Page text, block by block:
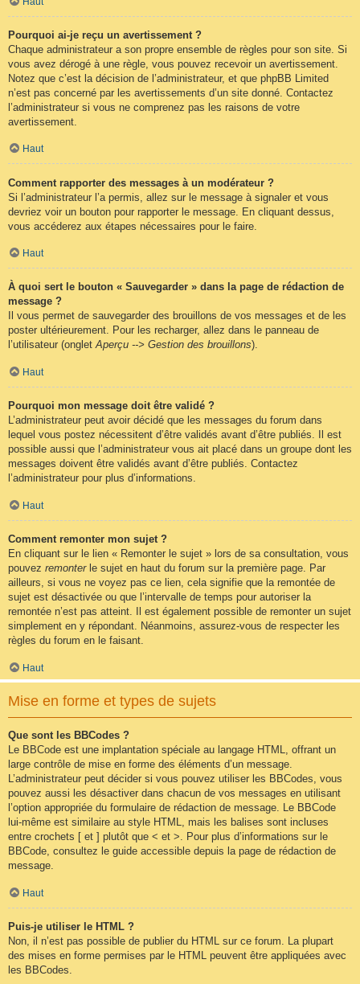
Pourquoi ai-je reçu un avertissement ?
Chaque administrateur a son propre ensemble de règles pour son site. Si
vous avez dérogé à une règle, vous pouvez recevoir un avertissement.
Notez que c’est la décision de l’administrateur, et que phpBB Limited
n’est pas concerné par les avertissements d’un site donné. Contactez
l’administrateur si vous ne comprenez pas les raisons de votre
avertissement.
Haut
Comment rapporter des messages à un modérateur ?
Si l’administrateur l’a permis, allez sur le message à signaler et vous
devriez voir un bouton pour rapporter le message. En cliquant dessus,
vous accéderez aux étapes nécessaires pour le faire.
Haut
À quoi sert le bouton « Sauvegarder » dans la page de rédaction de
message ?
Il vous permet de sauvegarder des brouillons de vos messages et de les
poster ultérieurement. Pour les recharger, allez dans le panneau de
l’utilisateur (ongletAperçu --> Gestion des brouillons).
Haut
Pourquoi mon message doit être validé ?
L’administrateur peut avoir décidé que les messages du forum dans
lequel vous postez nécessitent d’être validés avant d’être publiés. Il est
possible aussi que l’administrateur vous ait placé dans un groupe dont les
messages doivent être validés avant d’être publiés. Contactez
l’administrateur pour plus d’informations.
Haut
Comment remonter mon sujet ?
En cliquant sur le lien « Remonter le sujet » lors de sa consultation, vous
pouvez remonterle sujet en haut du forum sur la première page. Par
ailleurs, si vous ne voyez pas ce lien, cela signifie que la remontée de
sujet est désactivée ou que l’intervalle de temps pour autoriser la
remontée n’est pas atteint. Il est également possible de remonter un sujet
simplement en y répondant. Néanmoins, assurez-vous de respecter les
règles du forum en le faisant.
Haut
Mise en forme et types de sujets
Que sont les BBCodes ?
Le BBCode est une implantation spéciale au langage HTML, offrant un
large contrôle de mise en forme des éléments d’un message.
L’administrateur peut décider si vous pouvez utiliser les BBCodes, vous
pouvez aussi les désactiver dans chacun de vos messages en utilisant
l’option appropriée du formulaire de rédaction de message. Le BBCode
lui-même est similaire au style HTML, mais les balises sont incluses
entre crochets [ et ] plutôt que < et >. Pour plus d’informations sur le
BBCode, consultez le guide accessible depuis la page de rédaction de
message.
Haut
Puis-je utiliser le HTML ?
Non, il n’est pas possible de publier du HTML sur ce forum. La plupart
des mises en forme permises par le HTML peuvent être appliquées avec
les BBCodes.